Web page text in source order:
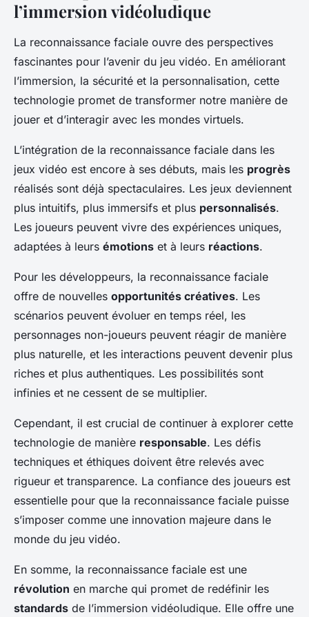
l’immersion vidéoludique
La reconnaissance faciale ouvre des perspectives
fascinantes pour l’avenir du jeu vidéo. En améliorant
l’immersion, la sécurité et la personnalisation, cette
technologie promet de transformer notre manière de
jouer et d’interagir avec les mondes virtuels.
L’intégration de la reconnaissance faciale dans les
jeux vidéo est encore à ses débuts, mais les progrès
réalisés sont déjà spectaculaires. Les jeux deviennent
plus intuitifs, plus immersifs et plus personnalisés.
Les joueurs peuvent vivre des expériences uniques,
adaptées à leurs émotions et à leurs réactions.
Pour les développeurs, la reconnaissance faciale
offre de nouvelles opportunités créatives. Les
scénarios peuvent évoluer en temps réel, les
personnages non-joueurs peuvent réagir de manière
plus naturelle, et les interactions peuvent devenir plus
riches et plus authentiques. Les possibilités sont
infinies et ne cessent de se multiplier.
Cependant, il est crucial de continuer à explorer cette
technologie de manière responsable. Les défis
techniques et éthiques doivent être relevés avec
rigueur et transparence. La confiance des joueurs est
essentielle pour que la reconnaissance faciale puisse
s’imposer comme une innovation majeure dans le
monde du jeu vidéo.
En somme, la reconnaissance faciale est une
révolution en marche qui promet de redéfinir les
standards de l’immersion vidéoludique. Elle offre une